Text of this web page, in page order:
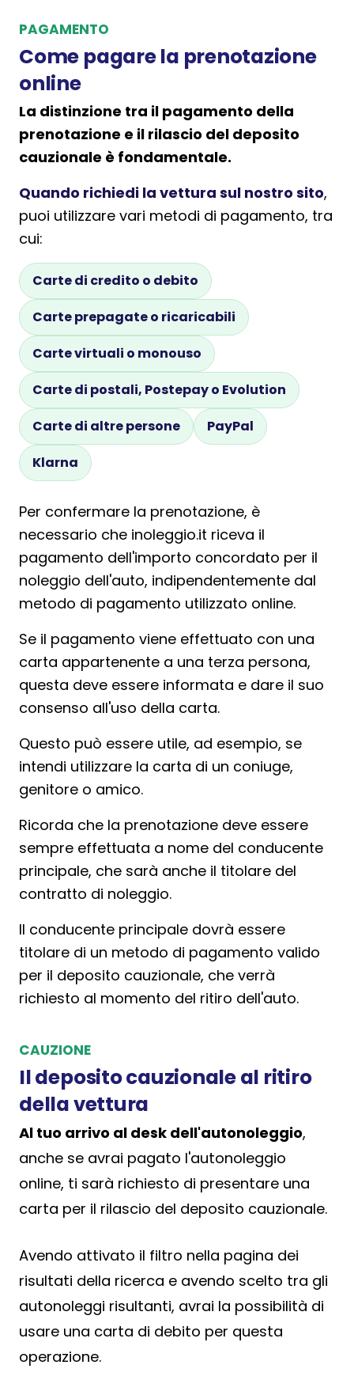
PAGAMENTO
Come pagare la prenotazione
online
La distinzione tra il pagamento della
prenotazione e il rilascio del deposito
cauzionale è fondamentale.
Quando richiedi la vettura sul nostro sito,
puoi utilizzare vari metodi di pagamento, tra
cui:
Carte di credito o debito
Carte prepagate o ricaricabili
Carte virtuali o monouso
Carte di postali, Postepay o Evolution
Carte di altre persone
PayPal
Klarna
Per confermare la prenotazione, è
necessario che inoleggio.it riceva il
pagamento dell'importo concordato per il
noleggio dell'auto, indipendentemente dal
metodo di pagamento utilizzato online.
Se il pagamento viene effettuato con una
carta appartenente a una terza persona,
questa deve essere informata e dare il suo
consenso all'uso della carta.
Questo può essere utile, ad esempio, se
intendi utilizzare la carta di un coniuge,
genitore o amico.
Ricorda che la prenotazione deve essere
sempre effettuata a nome del conducente
principale, che sarà anche il titolare del
contratto di noleggio.
Il conducente principale dovrà essere
titolare di un metodo di pagamento valido
per il deposito cauzionale, che verrà
richiesto al momento del ritiro dell'auto.
CAUZIONE
Il deposito cauzionale al ritiro
della vettura
Al tuo arrivo al desk dell'autonoleggio,
anche se avrai pagato l'autonoleggio
online, ti sarà richiesto di presentare una
carta per il rilascio del deposito cauzionale.
Avendo attivato il filtro nella pagina dei
risultati della ricerca e avendo scelto tra gli
autonoleggi risultanti, avrai la possibilità di
usare una carta di debito per questa
operazione.